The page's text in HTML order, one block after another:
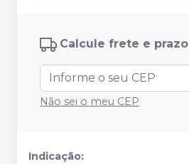
Calcule frete e prazo
Não sei o meu CEP
Indicação: